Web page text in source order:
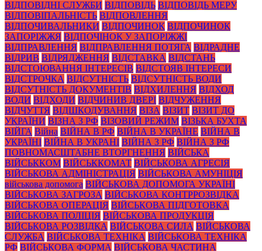
ВІДПОВІДНІ СЛУЖБИ ВІДПОВІДЬ ВІДПОВІДЬ МЕРУ
ВІДПОВІПАЛЬНІСТЬ ВІДПОВЛЕННЯ
ВІДПОЧИВАЛЬНИКИ ВІДПОЧИНОК ВІДПОЧИНОК
ЗАПОРІЖЖЯ ВІДПОЧІНОК У ЗАПОРІЖЖІ
ВІДПРАВЛЕННЯ ВІДПРАВЛЕННЯ ПОТЯГА ВІДРАДНЕ
ВІДРИВ ВІДРЯДЖЕННЯ ВІДСТАВКА ВІДСТАНЬ
ВІДСТОЮВАННЯ ІНТЕРЕСІВ ВІДСТОЯВ ІНТЕРЕСИ
ВІДСТРОЧКА ВІДСУТНІСТЬ ВІДСУТНІСТЬ ВОДИ
ВІДСУТНІСТЬ ДОКУМЕНТІВ ВІДХИЛЕННЯ ВІДХОД
ВОДИ ВІДХОДИ ВІДЧИНИВ ДВЕРІ ВІДЧУЖЕННЯ
ВІДЧУТТЯ ВІДШКОДУВАННЯ ВІЗА ВІЗИТ ВІЗИТ ДО
УКРАЇНИ ВІЗНА З РФ ВІЗОВИЙ РЕЖИМ ВІЗЬКА БУХТА
ВІЙГА Війна ВІЙНА В РФ ВІЙНА В УКРАЇНЕ ВІЙНА В
УКРАЇНІ ВІЙНА В УКРАНІ ВІЙНА З РФ ВІЙНА З РФ
ПОВНОМАСШТАБНЕ ВТОРГНЕННЯ ВІЙСЬКА
ВІЙСЬККОМ ВІЙСЬККОМАТ ВІЙСЬКОВА АГРЕСІЯ
ВІЙСЬКОВА АДМІНІСТРАЦІЯ ВІЙСЬКОВА АМУНІЦІЯ
військова допомога ВІЙСЬКОВА ДОПОМОГА УКРАЇНІ
ВІЙСЬКОВА ЗАГРОЗА ВІЙСЬКОВА КОНТРРОЗВІДКА
ВІЙСЬКОВА ОПЕРАЦІЯ ВІЙСЬКОВА ПІДГОТОВКА
ВІЙСЬКОВА ПОЛІЦІЯ ВІЙСЬКОВА ПРОДУКЦІЯ
ВІЙСЬКОВА РОЗВІДКА ВІЙСЬКОВА СИЛА ВІЙСЬКОВА
СЛУЖБА ВІЙСЬКОВА ТЕХНІКА ВІЙСЬКОВА ТЕХНІКА
РФ ВІЙСЬКОВА ФОРМА ВІЙСЬКОВА ЧАСТИНА